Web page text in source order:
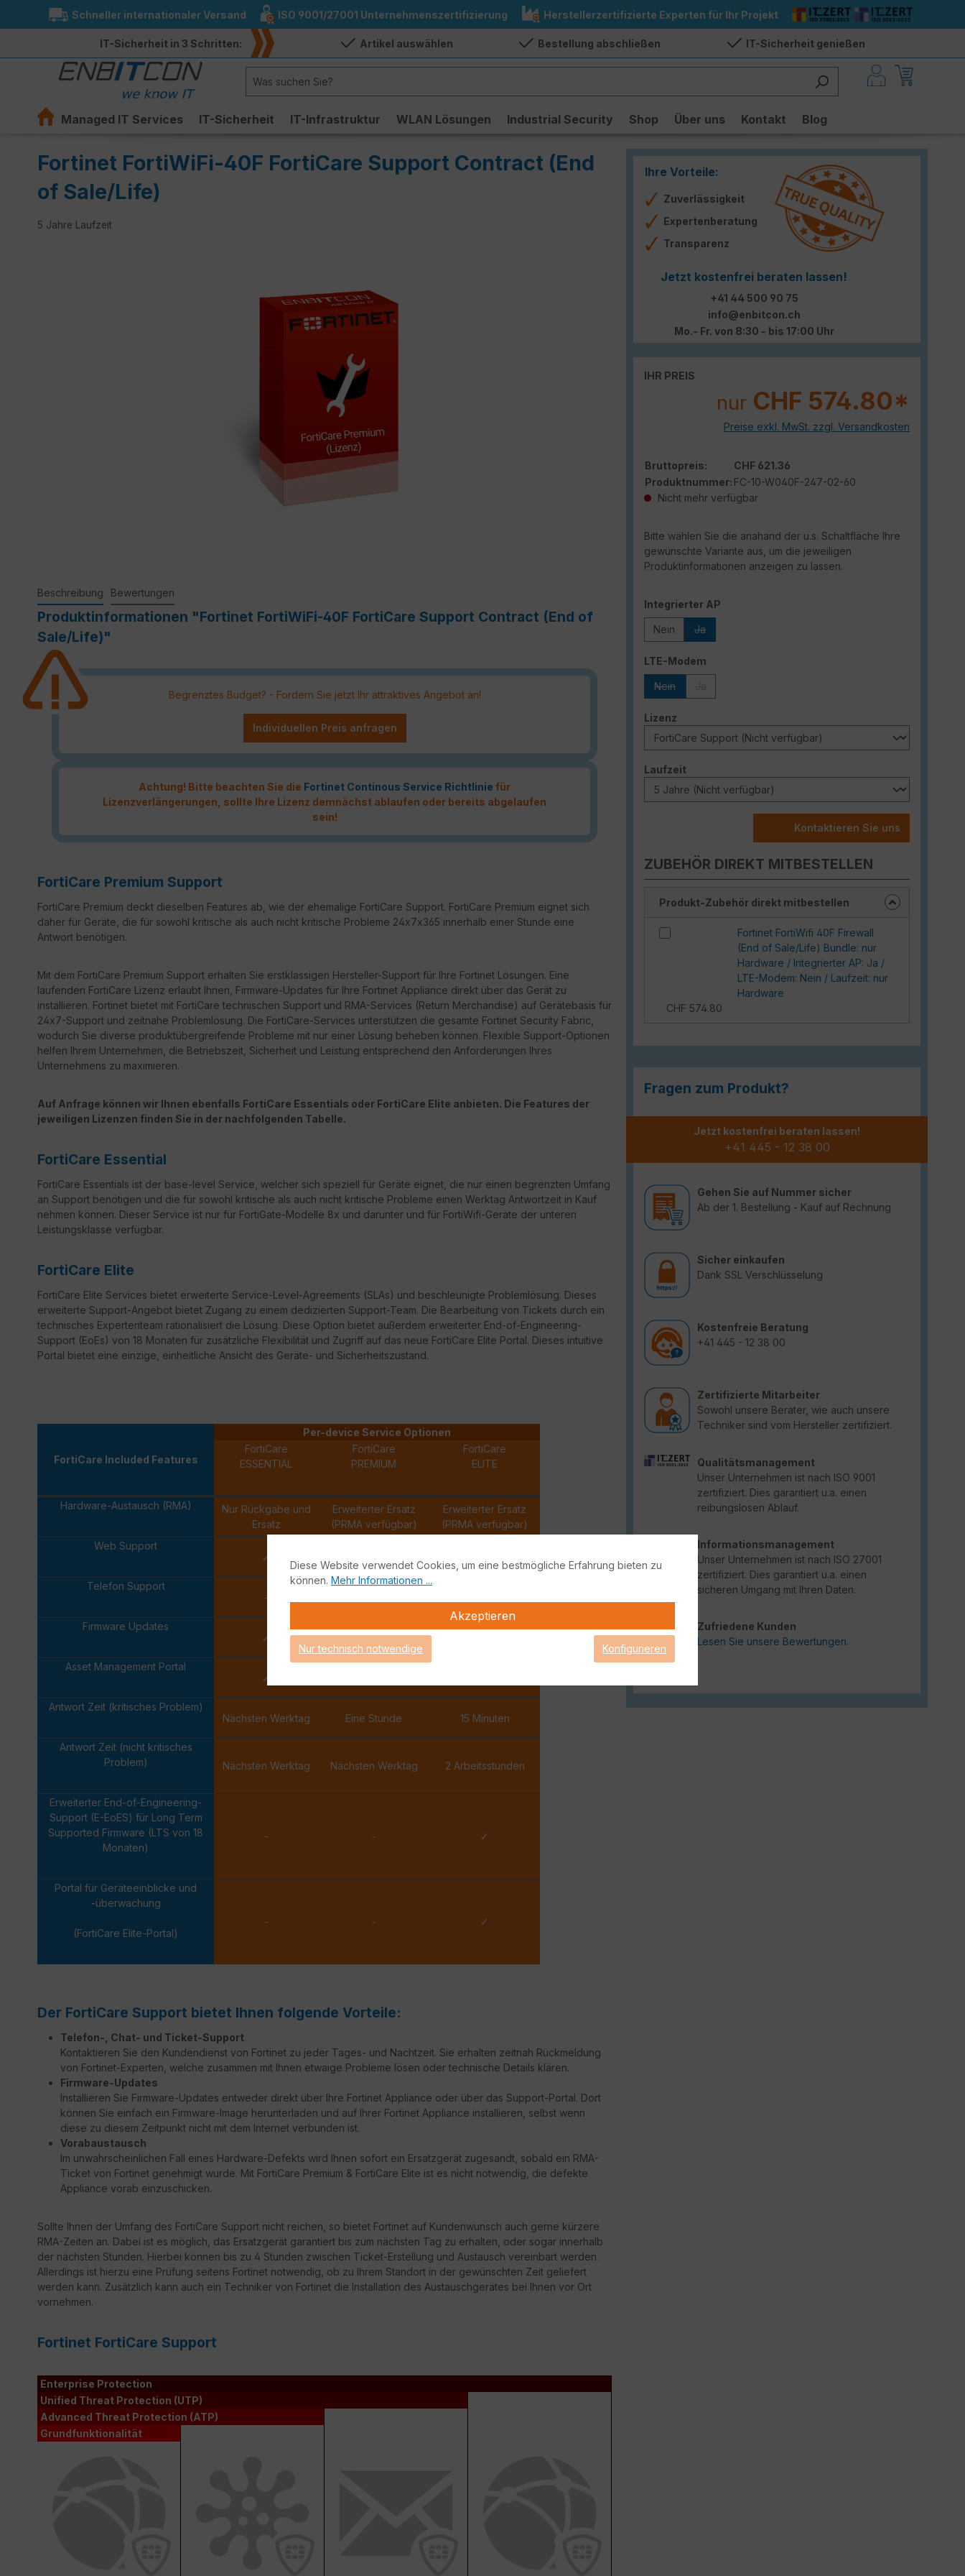
Zur Hauptnavigation springen
Schneller internationaler Versand ISO 9001/27001 Unternehmenszertifizierung Herstellerzertifizierte Experten für Ihr Projekt
IT-Sicherheit in 3 Schritten: Artikel auswählen Bestellung abschließen IT-Sicherheit genießen
Managed IT Services IT-Sicherheit IT-Infrastruktur WLAN Lösungen Industrial Security Shop Über uns Kontakt Blog
Fortinet FortiWiFi-40F FortiCare Support Contract (End
of Sale/Life)
5 Jahre Laufzeit
Ihre Vorteile:
Zuverlässigkeit
Expertenberatung
Transparenz
Jetzt kostenfrei beraten lassen!
+41 44 500 90 75
info@enbitcon.ch
Mo.- Fr. von 8:30 - bis 17:00 Uhr
IHR PREIS
nur CHF 574.80*
Preise exkl. MwSt. zzgl. Versandkosten
Bruttopreis:
CHF 621.36
Produktnummer: FC-10-W040F-247-02-60
Nicht mehr verfügbar
Bitte wählen Sie die anahand der u.s. Schaltfläche Ihre
gewünschte Variante aus, um die jeweiligen
Produktinformationen anzeigen zu lassen.
Integrierter AP
Nein Ja
LTE-Modem
Nein
Lizenz
Laufzeitauswählen
Kontaktieren Sie uns
ZUBEHÖR DIREKT MITBESTELLEN
Produkt-Zubehör direkt mitbestellen
Fortinet FortiWifi 40F Firewall
(End of Sale/Life) Bundle: nur
Hardware / Integrierter AP: Ja /
LTE-Modem: Nein / Laufzeit: nur
Hardware
CHF 574.80
Fragen zum Produkt?
Jetzt kostenfrei beraten lassen!
+41 445 - 12 38 00
Gehen Sie auf Nummer sicher
Ab der 1. Bestellung - Kauf auf Rechnung
Sicher einkaufen
Dank SSL Verschlüsselung
Kostenfreie Beratung
+41 445 - 12 38 00
Zertifizierte Mitarbeiter
Sowohl unsere Berater, wie auch unsere
Techniker sind vom Hersteller zertifiziert.
Qualitätsmanagement
Unser Unternehmen ist nach ISO 9001
zertifiziert. Dies garantiert u.a. einen
reibungslosen Ablauf.
Informationsmanagement
Unser Unternehmen ist nach ISO 27001
zertifiziert. Dies garantiert u.a. einen
sicheren Umgang mit Ihren Daten.
Zufriedene Kunden
Lesen Sie unsere Bewertungen.
Beschreibung Bewertungen
Produktinformationen "Fortinet FortiWiFi-40F FortiCare Support Contract (End of
Sale/Life)"
Begrenztes Budget? - Fordern Sie jetzt Ihr attraktives Angebot an!
Individuellen Preis anfragen
Achtung! Bitte beachten Sie die Fortinet Continous Service Richtlinie für
Lizenzverlängerungen, sollte Ihre Lizenz demnächst ablaufen oder bereits abgelaufen
sein!
FortiCare Premium Support
FortiCare Premium deckt dieselben Features ab, wie der ehemalige FortiCare Support. FortiCare Premium eignet sich
daher für Geräte, die für sowohl kritische als auch nicht kritische Probleme 24x7x365 innerhalb einer Stunde eine
Antwort benötigen.
Mit dem FortiCare Premium Support erhalten Sie erstklassigen Hersteller-Support für Ihre Fortinet Lösungen. Eine
laufenden FortiCare Lizenz erlaubt Ihnen, Firmware-Updates für Ihre Fortinet Appliance direkt über das Gerät zu
installieren. Fortinet bietet mit FortiCare technischen Support und RMA-Services (Return Merchandise) auf Gerätebasis für
24x7-Support und zeitnahe Problemlösung. Die FortiCare-Services unterstützen die gesamte Fortinet Security Fabric,
wodurch Sie diverse produktübergreifende Probleme mit nur einer Lösung beheben können. Flexible Support-Optionen
helfen Ihrem Unternehmen, die Betriebszeit, Sicherheit und Leistung entsprechend den Anforderungen Ihres
Unternehmens zu maximieren.
Auf Anfrage können wir Ihnen ebenfalls FortiCare Essentials oder FortiCare Elite anbieten. Die Features der
jeweiligen Lizenzen finden Sie in der nachfolgenden Tabelle.
FortiCare Essential
FortiCare Essentials ist der base-level Service, welcher sich speziell für Geräte eignet, die nur einen begrenzten Umfang
an Support benötigen und die für sowohl kritische als auch nicht kritische Probleme einen Werktag Antwortzeit in Kauf
nehmen können. Dieser Service ist nur für FortiGate-Modelle 8x und darunter und für FortiWifi-Geräte der unteren
Leistungsklasse verfügbar.
FortiCare Elite
FortiCare Elite Services bietet erweiterte Service-Level-Agreements (SLAs) und beschleunigte Problemlösung. Dieses
erweiterte Support-Angebot bietet Zugang zu einem dedizierten Support-Team. Die Bearbeitung von Tickets durch ein
technisches Expertenteam rationalisiert die Lösung. Diese Option bietet außerdem erweiterter End-of-Engineering-
Support (EoEs) von 18 Monaten für zusätzliche Flexibilität und Zugriff auf das neue FortiCare Elite Portal. Dieses intuitive
Portal bietet eine einzige, einheitliche Ansicht des Geräte- und Sicherheitszustand.
FortiCare Included Features
Per-device Service Optionen
FortiCare
ESSENTIAL
FortiCare
PREMIUM
FortiCare
ELITE
Hardware-Austausch (RMA)
Nur Rückgabe und
Ersatz
Erweiterter Ersatz
(PRMA verfügbar)
Erweiterter Ersatz
(PRMA verfügbar)
Web Support
✓
Telefon Support
-
Firmware Updates
✓
✓
Asset Management Portal
✓
Antwort Zeit (kritisches Problem)
Nächsten Werktag
Eine Stunde 15 Minuten
Antwort Zeit (nicht kritisches
Problem)
Nächsten Werktag Nächsten Werktag 2 Arbeitsstunden
Erweiterter End-of-Engineering-
Support (E-EoES) für Long Term
Supported Firmware (LTS von 18
Monaten)
- - ✓
Portal für Geräteeinblicke und
-überwachung
(FortiCare Elite-Portal)
- - ✓
Der FortiCare Support bietet Ihnen folgende Vorteile:
Telefon-, Chat- und Ticket-Support
Kontaktieren Sie den Kundendienst von Fortinet zu jeder Tages- und Nachtzeit. Sie erhalten zeitnah Rückmeldung
von Fortinet-Experten, welche zusammen mit Ihnen etwaige Probleme lösen oder technische Details klären.
Firmware-Updates
Installieren Sie Firmware-Updates entweder direkt über Ihre Fortinet Appliance oder über das Support-Portal. Dort
können Sie einfach ein Firmware-Image herunterladen und auf Ihrer Fortinet Appliance installieren, selbst wenn
diese zu diesem Zeitpunkt nicht mit dem Internet verbunden ist.
Vorabaustausch
Im unwahrscheinlichen Fall eines Hardware-Defekts wird Ihnen sofort ein Ersatzgerät zugesandt, sobald ein RMA-
Ticket von Fortinet genehmigt wurde. Mit FortiCare Premium & FortiCare Elite ist es nicht notwendig, die defekte
Appliance vorab einzuschicken.
Sollte Ihnen der Umfang des FortiCare Support nicht reichen, so bietet Fortinet auf Kundenwunsch auch gerne kürzere
RMA-Zeiten an. Dabei ist es möglich, das Ersatzgerät garantiert bis zum nächsten Tag zu erhalten, oder sogar innerhalb
der nächsten Stunden. Hierbei können bis zu 4 Stunden zwischen Ticket-Erstellung und Austausch vereinbart werden.
Allerdings ist hierzu eine Prüfung seitens Fortinet notwendig, ob zu Ihrem Standort in der gewünschten Zeit geliefert
werden kann. Zusätzlich kann auch ein Techniker von Fortinet die Installation des Austauschgerätes bei Ihnen vor Ort
vornehmen.
Fortinet FortiCare Support
Enterprise Protection
Unified Threat Protection (UTP)
Advanced Threat Protection (ATP)
Grundfunktionalität
Diese Website verwendet Cookies, um eine bestmögliche Erfahrung bieten zu
können. Mehr Informationen ...
Akzeptieren
Nur technisch notwendige Konfigurieren